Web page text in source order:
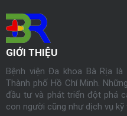
GIỚI THIỆU
Bệnh viện Đa khoa Bà Rịa
Thành phố Hồ Chí Minh.
đầu tư và phát triển đột phá
con người cũng như dịch vụ kỹ